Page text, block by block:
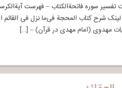
تفسیر سوره فاتحةالکتاب – فهرست
شرح کتاب المحجة فی‌ما نزل فی
مهدوی (امام مهدی در قرآن) – […]